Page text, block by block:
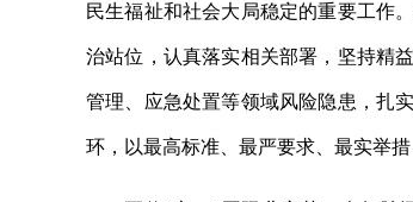
民生福祉和社会大局稳定的重要工作
治站位，认真落实相关部署，坚持精
管理、应急处置等领域风险隐患，扎
环，以最高标准、最严要求、最实举